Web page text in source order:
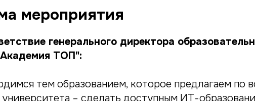
мероприятия
генерального директора
ТОП":
тем образованием, которое предлагаем по
университета – сделать доступным ИТ-